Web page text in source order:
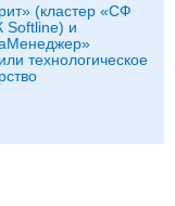
(кластер «СФ
Softline) и
технологическое